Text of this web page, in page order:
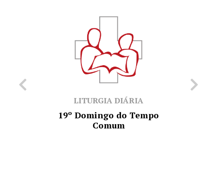
LITURGIA DIÁRIA
19º Domingo do Tempo
Comum